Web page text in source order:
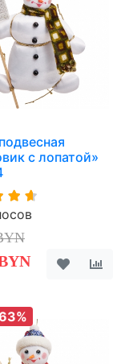
с лопатой»